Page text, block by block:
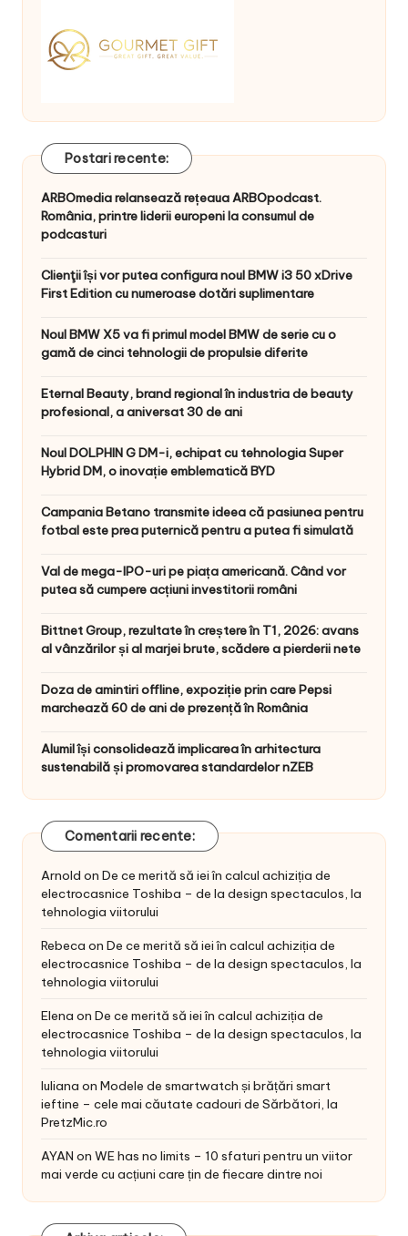
Postari recente:
ARBOmedia relansează rețeaua ARBOpodcast.
România, printre liderii europeni la consumul de
podcasturi
Clienţii își vor putea configura noul BMW i3 50 xDrive
First Edition cu numeroase dotări suplimentare
Noul BMW X5 va fi primul model BMW de serie cu o
gamă de cinci tehnologii de propulsie diferite
Eternal Beauty, brand regional în industria de beauty
profesional, a aniversat 30 de ani
Noul DOLPHIN G DM-i, echipat cu tehnologia Super
Hybrid DM, o inovație emblematică BYD
Campania Betano transmite ideea că pasiunea pentru
fotbal este prea puternică pentru a putea fi simulată
Val de mega-IPO-uri pe piața americană. Când vor
putea să cumpere acțiuni investitorii români
Bittnet Group, rezultate în creștere în T1, 2026: avans
al vânzărilor și al marjei brute, scădere a pierderii nete
Doza de amintiri offline, expoziție prin care Pepsi
marchează 60 de ani de prezență în România
Alumil își consolidează implicarea în arhitectura
sustenabilă și promovarea standardelor nZEB
Comentarii recente:
Arnold on De ce merită să iei în calcul achiziția de
electrocasnice Toshiba – de la design spectaculos, la
tehnologia viitorului
Rebeca on De ce merită să iei în calcul achiziția de
electrocasnice Toshiba – de la design spectaculos, la
tehnologia viitorului
Elena on De ce merită să iei în calcul achiziția de
electrocasnice Toshiba – de la design spectaculos, la
tehnologia viitorului
Iuliana on Modele de smartwatch și brățări smart
ieftine – cele mai căutate cadouri de Sărbători, la
PretzMic.ro
AYAN on WE has no limits – 10 sfaturi pentru un viitor
mai verde cu acțiuni care țin de fiecare dintre noi